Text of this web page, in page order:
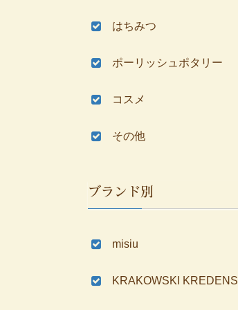
はちみつ
ポーリッシュポタリー
コスメ
その他
ブランド別
misiu
KRAKOWSKI KREDENS